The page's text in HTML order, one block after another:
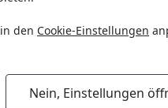
den Cookie-Einstellungen
Nein, Einstellungen